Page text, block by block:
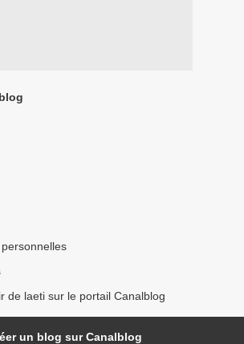
de laeti sur le portail Canalblog
un blog sur Canalblog